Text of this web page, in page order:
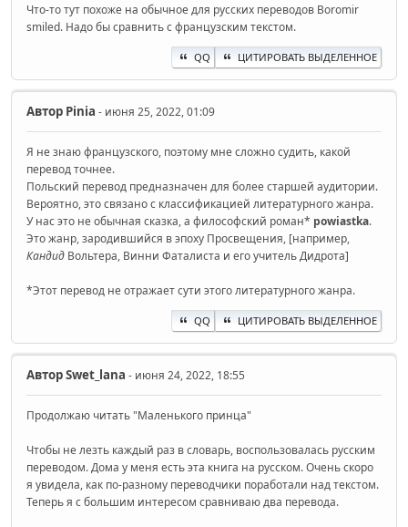
Что-то тут похоже на обычное для русских переводов Boromir
smiled. Надо бы сравнить с французским текстом.
QQ ЦИТИРОВАТЬ ВЫДЕЛЕННОЕ
Автор Pinia - июня 25, 2022, 01:09
Я не знаю французского, поэтому мне сложно судить, какой
перевод точнее.
Польский перевод предназначен для более старшей аудитории.
Вероятно, это связано с классификацией литературного жанра.
У нас это не обычная сказка, а философский роман* powiastka.
Это жанр, зародившийся в эпоху Просвещения, [например,
Кандид Вольтерa, Винни Фаталиста и его учитель Дидрота]
*Этот перевод не отражает сути этого литературного жанра.
QQ ЦИТИРОВАТЬ ВЫДЕЛЕННОЕ
АвторSwet_lana - июня 24, 2022, 18:55
Продолжаю читать "Маленького принца"
Чтобы не лезть каждый раз в словарь, воспользовалась русским
переводом. Дома у меня есть эта книга на русском. Очень скоро
я увидела, как по-разному переводчики поработали над текстом.
Теперь я с большим интересом сравниваю два перевода.